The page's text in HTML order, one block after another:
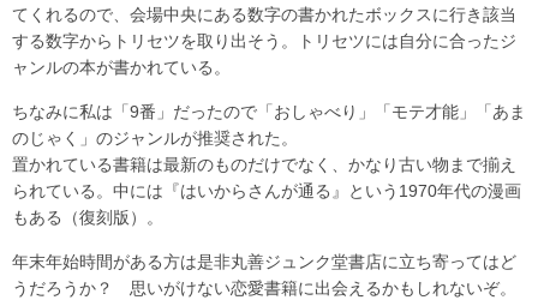
てくれるので、会場中央にある数字の書かれたボックスに行き該当
する数字からトリセツを取り出そう。トリセツには自分に合ったジ
ャンルの本が書かれている。
ちなみに私は「9番」だったので「おしゃべり」「モテ才能」「あま
のじゃく」のジャンルが推奨された。
置かれている書籍は最新のものだけでなく、かなり古い物まで揃え
られている。中には『はいからさんが通る』という1970年代の漫画
もある（復刻版）。
年末年始時間がある方は是非丸善ジュンク堂書店に立ち寄ってはど
うだろうか？ 思いがけない恋愛書籍に出会えるかもしれないぞ。